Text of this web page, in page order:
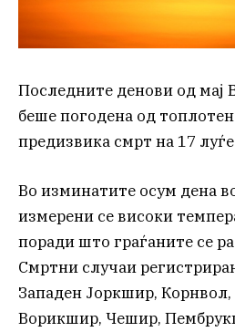
Последните денови од мај
беше погодена од
предизвика смрт на 17
Во изминатите осум дена
измерени се високи
поради што граѓаните се
Смртни случаи
Западен Јоркшир,
Ворикшир, Чешир,